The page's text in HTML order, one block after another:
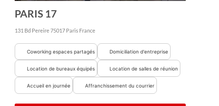
PARIS 17
131 Bd Pereire75017 Paris France
Coworking espaces partagés Domiciliation d'entreprise
Location de bureaux équipés Location de salles de réunion
Accueil en journée Affranchissement du courrier